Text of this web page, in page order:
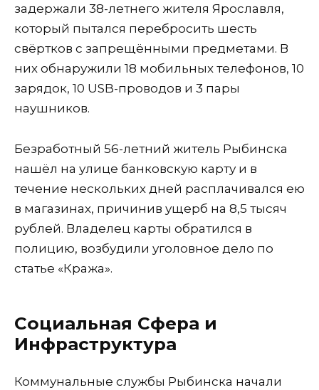
задержали 38-летнего жителя Ярославля,
который пытался перебросить шесть
свёртков с запрещёнными предметами. В
них обнаружили 18 мобильных телефонов, 10
зарядок, 10 USB-проводов и 3 пары
наушников.
Безработный 56-летний житель Рыбинска
нашёл на улице банковскую карту и в
течение нескольких дней расплачивался ею
в магазинах, причинив ущерб на 8,5 тысяч
рублей. Владелец карты обратился в
полицию, возбудили уголовное дело по
статье «Кража».
Социальная Сфера и
Инфраструктура
Коммунальные службы Рыбинска начали